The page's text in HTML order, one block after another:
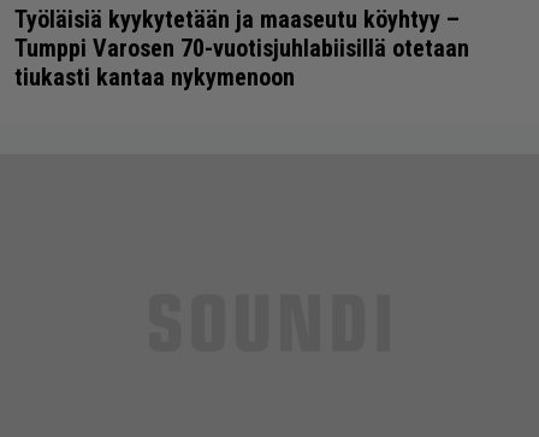
Työläisiä kyykytetään ja maaseutu köyhtyy –
Tumppi Varosen 70-vuotisjuhlabiisillä otetaan
tiukasti kantaa nykymenoon